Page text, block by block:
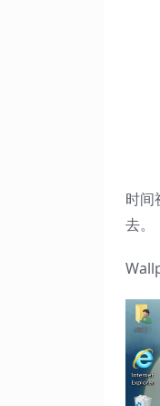
时间
去。